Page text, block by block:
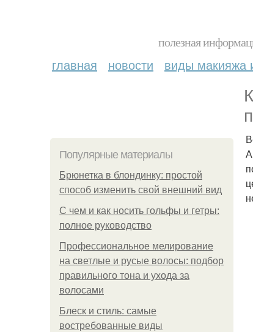
полезная
главная новости виды макияжа
Популярные материалы
Брюнетка в блондинку: простой
способ изменить свой внешний вид
С чем и как носить гольфы и гетры:
полное руководство
Профессиональное мелирование
на светлые и русые волосы: подбор
правильного тона и ухода за
волосами
Блеск и стиль: самые
востребованные виды